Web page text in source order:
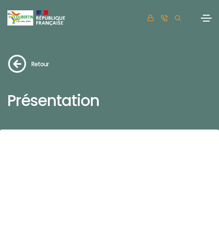
Retour
Présentation